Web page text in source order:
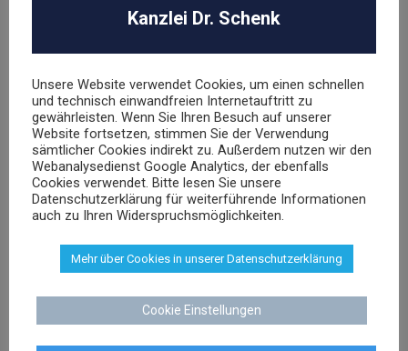
EMAIL sschenk@dr-schenk.net
Agnieszka Schenk
Rechtsanwältin
MAIL aschenk@dr-schenk.net
TEL 0421 566 38 780
Kanzlei Dr. Schenk
Unsere Website verwendet Cookies, um einen schnellen
und technisch einwandfreien Internetauftritt zu
gewährleisten. Wenn Sie Ihren Besuch auf unserer
Website fortsetzen, stimmen Sie der Verwendung
sämtlicher Cookies indirekt zu. Außerdem nutzen wir den
Webanalysedienst Google Analytics, der ebenfalls
Cookies verwendet. Bitte lesen Sie unsere
Datenschutzerklärung für weiterführende Informationen
auch zu Ihren Widerspruchsmöglichkeiten.
Mehr über Cookies in unserer Datenschutzerklärung
Cookie Einstellungen